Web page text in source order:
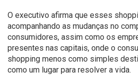
O executivo afirma que esses
acompanhando as mudanças no
consumidores, assim como os
presentes nas capitais, onde o
shopping menos como simples
como um lugar para resolver a vida.